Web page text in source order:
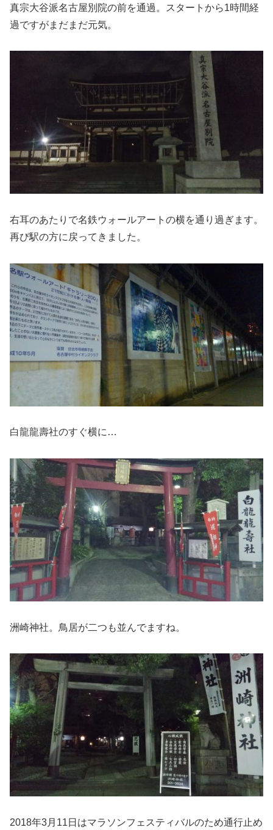
真宗大谷派名古屋別院の前を通過。スタートから1時間経
過ですがまだまだ元気。
右耳のあたりで名鉄ウォールアートの横を通り過ぎます。
再び駅の方に戻ってきました。
白龍龍壽社のすぐ横に…
洲崎神社。鳥居が二つも並んでますね。
2018年3月11日はマラソンフェスティバルのため通行止め